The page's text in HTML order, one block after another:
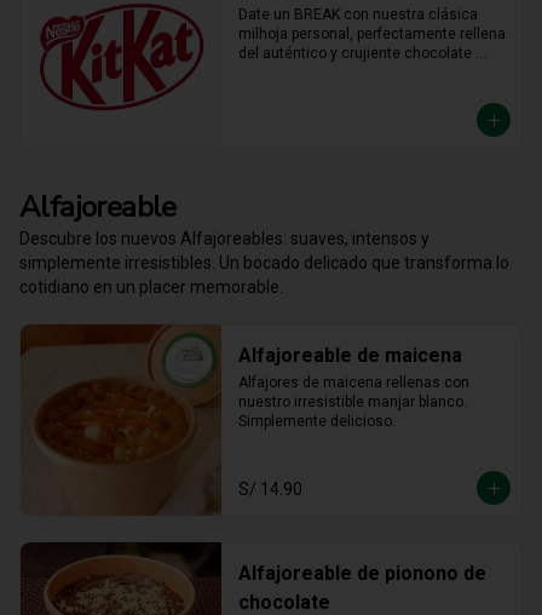
Date un BREAK con nuestra clásica
milhoja personal, perfectamente rellena
del auténtico y crujiente chocolate
desconectar y disfrutar de un placer
crujiente que no vas a querer compartir.
Alfajoreable
Descubre los nuevos Alfajoreables: suaves, intensos y
simplemente irresistibles. Un bocado delicado que transforma lo
cotidiano en un placer memorable.
Alfajoreable de maicena
Alfajores de maicena rellenas con
nuestro irresistible manjar blanco.
Simplemente delicioso.
S/ 14.90
Alfajoreable de pionono de
chocolate